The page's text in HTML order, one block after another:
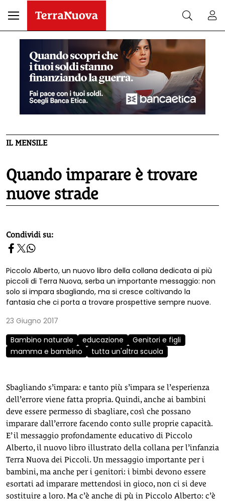
IL MENSILE
Quando imparare è trovare
nuove strade
homepage h2
Condividi su:
Piccolo Alberto, un nuovo libro della collana dedicata ai più
piccoli di Terra Nuova, serba un importante messaggio: non
solo si impara sbagliando, ma si cresce coltivando la
fantasia che ci porta a trovare prospettive sempre nuove.
23 Giugno 2017
Bambino naturale
educazione
Genitori e figli
mamma e bambino
tutta un'altra scuola
Sbagliando s’impara: e tanto più s’impara se l’esperienza
dell’errore viene fatta propria. Quindi, anche ai bambini
deve essere permesso di sbagliare, così che possano
imparare dall’errore facendo conto sulle proprie capacità.
E’ il messaggio profondamente educativo di Piccolo
Alberto, il nuovo libro illustrato della collana per l’infanzia
Terra Nuova dei Piccoli. Un messaggio importante per i
bambini, ma anche per i genitori: i bimbi devono essere
esortati ad imparare mettendosi in gioco, non ci si deve
sostituire a loro. Ma c’è anche di pù in Piccolo Alberto: c’è